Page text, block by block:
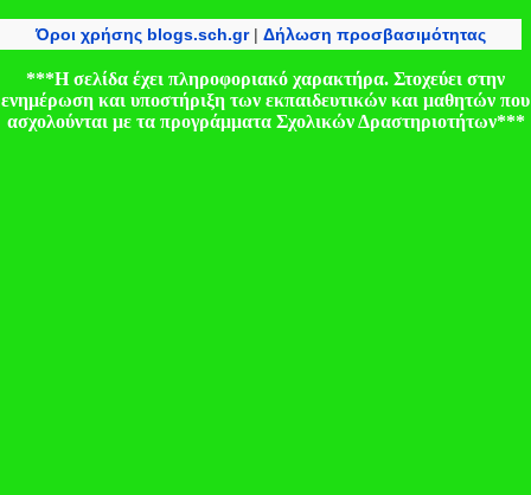
Όροι χρήσης blogs.sch.gr|Δήλωση προσβασιμότητας
***Η σελίδα έχει πληροφοριακό χαρακτήρα. Στοχεύει στην
ενημέρωση και υποστήριξη των εκπαιδευτικών και μαθητών που
ασχολούνται με τα προγράμματα Σχολικών Δραστηριοτήτων***